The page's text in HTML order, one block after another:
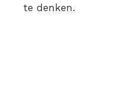
te denken.